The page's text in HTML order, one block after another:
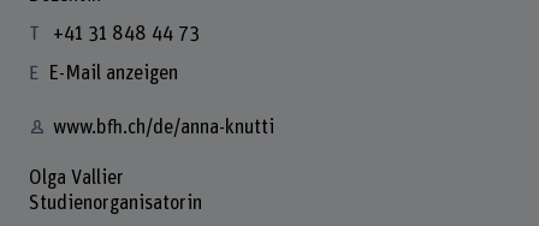
+41 31 848 44 73
E-Mail anzeigen
www.bfh.ch/de/anna-knutti
Olga Vallier
Studienorganisatorin